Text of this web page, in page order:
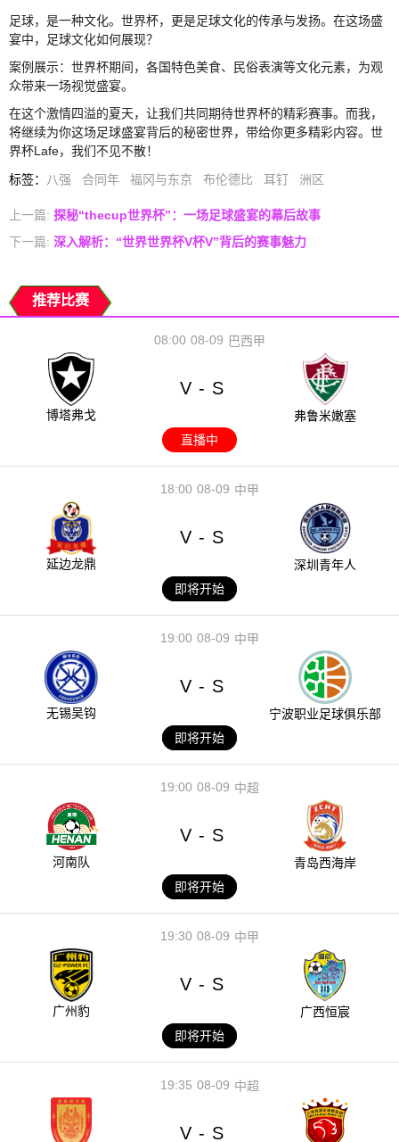
足球，是一种文化。世界杯，更是足球文化的传承与发扬。在这场盛
宴中，足球文化如何展现？
案例展示：世界杯期间，各国特色美食、民俗表演等文化元素，为观
众带来一场视觉盛宴。
在这个激情四溢的夏天，让我们共同期待世界杯的精彩赛事。而我，
将继续为你这场足球盛宴背后的秘密世界，带给你更多精彩内容。世
界杯Lafe，我们不见不散！
标签： 八强 合同年 福冈与东京 布伦德比 耳钉 洲区
上一篇: 探秘“thecup世界杯”：一场足球盛宴的幕后故事
下一篇: 深入解析：“世界世界杯V杯V”背后的赛事魅力
推荐比赛
08-09
08:00 巴西甲
博塔弗戈
V - S
弗鲁米嫩塞
直播中
08-09
18:00 中甲
延边龙鼎
V - S
深圳青年人
即将开始
08-09
19:00 中甲
无锡吴钩
V - S
宁波职业足球俱乐部
即将开始
08-09
19:00 中超
河南队
V - S
青岛西海岸
即将开始
08-09
19:30 中甲
广州豹
V - S
广西恒宸
即将开始
08-09
19:35 中超
V - S